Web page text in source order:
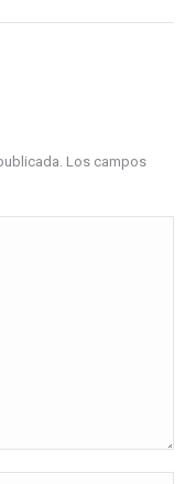
Los campos